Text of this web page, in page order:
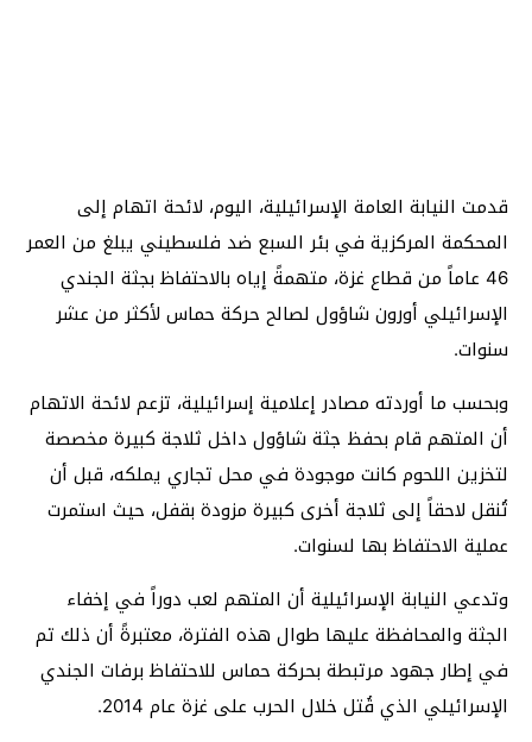
قدمت النيابة العامة الإسرائيلية، اليوم، لائحة اتهام إلى
المحكمة المركزية في بئر السبع ضد فلسطيني يبلغ من العمر
46 عاماً من قطاع غزة، متهمةً إياه بالاحتفاظ بجثة الجندي
الإسرائيلي أورون شاؤول لصالح حركة حماس لأكثر من عشر
سنوات.
وبحسب ما أوردته مصادر إعلامية إسرائيلية، تزعم لائحة الاتهام
أن المتهم قام بحفظ جثة شاؤول داخل ثلاجة كبيرة مخصصة
لتخزين اللحوم كانت موجودة في محل تجاري يملكه، قبل أن
تُنقل لاحقاً إلى ثلاجة أخرى كبيرة مزودة بقفل، حيث استمرت
عملية الاحتفاظ بها لسنوات.
وتدعي النيابة الإسرائيلية أن المتهم لعب دوراً في إخفاء
الجثة والمحافظة عليها طوال هذه الفترة، معتبرةً أن ذلك تم
في إطار جهود مرتبطة بحركة حماس للاحتفاظ برفات الجندي
الإسرائيلي الذي قُتل خلال الحرب على غزة عام 2014.